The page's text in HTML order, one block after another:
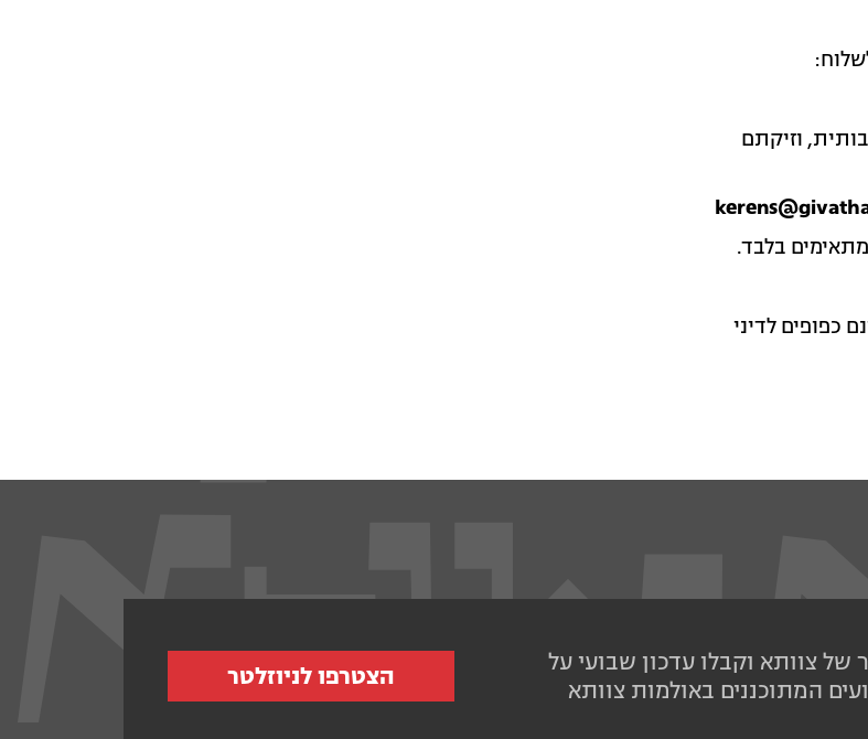
וזיקתם
בלבד.
כפופים לדיני
של צוותא וקבלו עדכון שבועי על
המתוכננים באולמות צוותא
הצטרפו לניוזלטר